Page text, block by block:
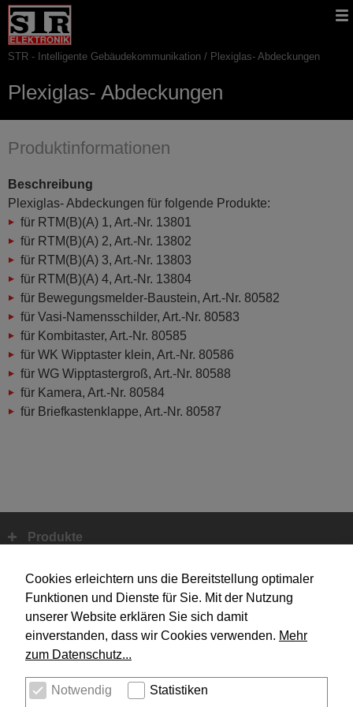
Cookies erleichtern uns die Bereitstellung optimaler
Funktionen und Dienste für Sie. Mit der Nutzung
unserer Website erklären Sie sich damit
einverstanden, dass wir Cookies verwenden. Mehr
zum Datenschutz...
Notwendig Statistiken
Gehe
direkt
zu:
STR
Website
Hauptnavigation
STR - Intelligente Gebäudekommunikation Plexiglas- Abdeckungen
Plexiglas- Abdeckungen
Produktinformationen
Beschreibung
Plexiglas- Abdeckungen für folgende Produkte:
für RTM(B)(A) 1, Art.-Nr. 13801
für RTM(B)(A) 2, Art.-Nr. 13802
für RTM(B)(A) 3, Art.-Nr. 13803
für RTM(B)(A) 4, Art.-Nr. 13804
für Bewegungsmelder-Baustein, Art.-Nr. 80582
für Vasi-Namensschilder, Art.-Nr. 80583
für Kombitaster, Art.-Nr. 80585
für WK Wipptaster klein, Art.-Nr. 80586
für WG Wipptastergroß, Art.-Nr. 80588
für Kamera, Art.-Nr. 80584
für Briefkastenklappe, Art.-Nr. 80587
Produkte
Systemtechnik
Design
Unternehmen
Service